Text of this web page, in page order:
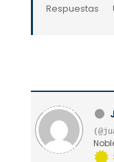
Respuestas